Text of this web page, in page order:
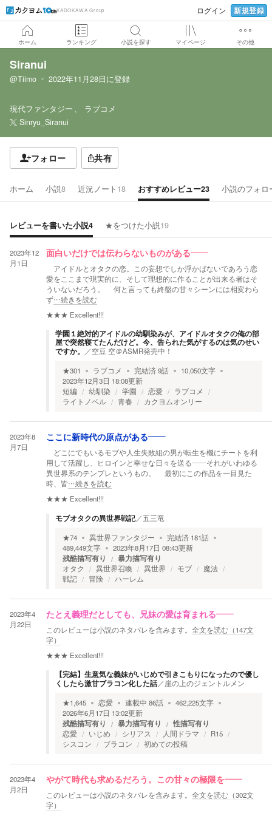
KADOKAWA Group ログイン 新規登録
ホーム ランキング 小説を探す マイページ その他
Siranui
@Tiimo 2022年11月28日に登録
現代ファンタジー
ラブコメ
Sinryu_Siranui
フォロー 共有
ホーム 小説8 近況ノート 18 おすすめレビュー23 小説のフォロ
レビューを書いた小説4 ★をつけた小説19
2023年12
月1日
面白いだけでは伝わらないものがある――
アイドルとオタクの恋。この妄想でしか浮かばないであろう恋
愛をここまで現実的に、そして理想的に作ることが出来る者はそ
ういないだろう。 何と言っても終盤の甘々シーンには相変わら
ず…続きを読む
★★★ Excellent!!!
学園１絶対的アイドルの幼馴染みが、アイドルオタクの俺の部
屋で突然寝てたんだけど。今、告られた気がするのは気のせい
ですか。
／空豆 空＠ASMR発売中！
★301 ラブコメ 完結済9話 10,050文字
2023年12月3日 18:08更新
短編
幼馴染 学園 恋愛
ラブコメ
ライトノベル
青春 カクヨムオンリー
2023年8
月7日
ここに新時代の原点がある――
どこにでもいるモブや人生失敗組の男が転生を機にチートを利
用して活躍し、ヒロインと幸せな日々を送る――それがいわゆる
異世界系のテンプレというもの。 最初にこの作品を一目見た
時、皆…続きを読む
★★★ Excellent!!!
モブオタクの異世界戦記／五三竜
★74 異世界ファンタジー 完結済 181話
489,449文字 2023年8月17日 08:43更新
残酷描写有り 暴力描写有り
オタク 異世界召喚 異世界 モブ
魔法
戦記
冒険 ハーレム
2023年4
月22日
たとえ義理だとしても、兄妹の愛は育まれる――
このレビューは小説のネタバレを含みます。 全文を読む（147文
字）
★★★ Excellent!!!
【完結】生意気な義妹がいじめで引きこもりになったので優し
くしたら激甘ブラコン化した話／崖の上のジェントルメン
★1,645 恋愛 連載中 86話 462,225文字
2026年6月17日 13:02更新
残酷描写有り 暴力描写有り 性描写有り
恋愛 いじめ シリアス 人間ドラマ
R15
シスコン
ブラコン 初めての投稿
2023年4
月2日
やがて時代も求めるだろう。この甘々の極限を――
このレビューは小説のネタバレを含みます。 全文を読む（302文
字）